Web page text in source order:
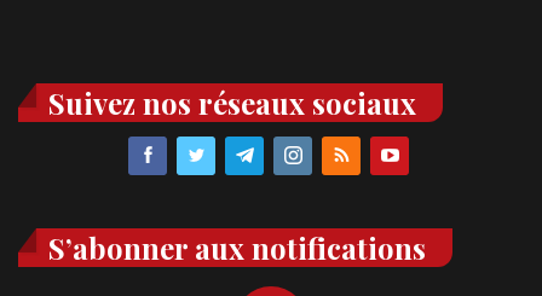
Suivez nos réseaux sociaux
S’abonner aux notifications